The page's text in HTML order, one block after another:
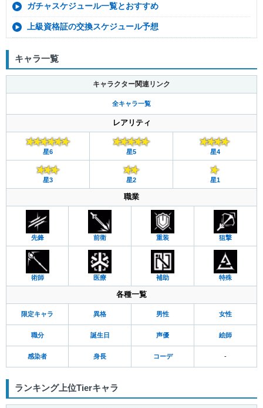
ガチャスケジュール一覧とおすすめ
上級資格証の交換スケジュール予想
キャラ一覧
キャラクター関連リンク
全キャラ一覧
レアリティ
星6 星5 星4
星3 星2 星1
職業
先鋒 前衛 重装 狙撃
術師 医療 補助 特殊
各種一覧
限定キャラ 異格 男性 女性
職分 誕生日 声優 絵師
感染者 身長 コーデ -
ランキング上位Tierキャラ